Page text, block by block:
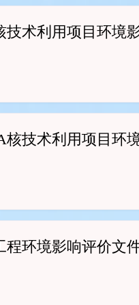
技术利用项目环境
核技术利用项目环
环境影响评价文